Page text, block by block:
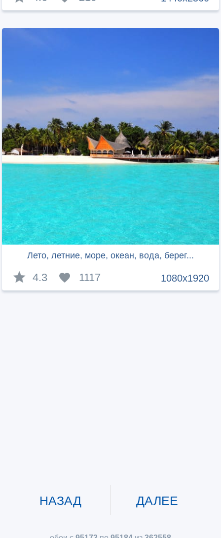
Лето, летние, море, океан, вода, берег...
1080x1920
4.3 1117
НАЗАД ДАЛЕЕ